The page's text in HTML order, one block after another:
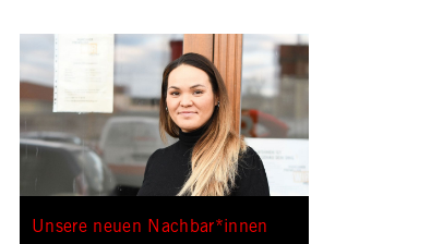
Unsere neuen Nachbar*innen